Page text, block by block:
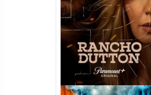
Rancho Dutton 1ª
Temporada Torrent
WEB-DL 1080p Dual